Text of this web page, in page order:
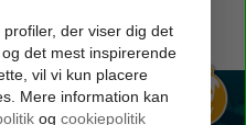
Hotel